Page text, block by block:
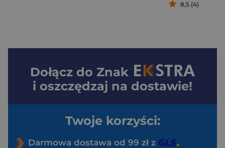
8,5 (4)
Dołącz do Znak
i oszczędzaj na dostawie!
Twoje korzyści:
Darmowa dostawa od 99 zł z